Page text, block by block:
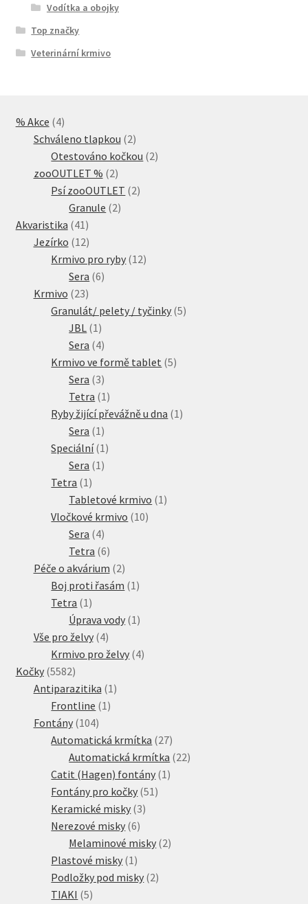
Vodítka a obojky
Top značky
Veterinární krmivo
% Akce 44
produkty
Schváleno tlapkou 22
produkty
Otestováno kočkou 22
zooOUTLET % 22
produkty
Psí zooOUTLET 22
Granule 22
Akvaristika 41 41
produktů
Jezírko 1212
produktů
Krmivo pro ryby 1212
Sera 66
Krmivo 2323
produktů
Granulát/ pelety / tyčinky 55
JBL 1 1
produkt
Sera 44
produkty
Krmivo ve formě tablet 55
Sera 33
produkty
Tetra 1 1
produkt
Ryby žijící převážně u dna 1 1
Sera 1 1
produkt
Speciální 1 1
Sera 1 1
Tetra 1 1
produkt
Tabletové krmivo 1 1
Vločkové krmivo 1010
Sera 44
produkty
Tetra 66
produktů
Péče o akvárium 22
produkty
Boj proti řasám 1 1
Tetra 1 1
produkt
Úprava vody 1 1
Vše pro želvy 44
produkty
Krmivo pro želvy 44
Kočky 55825582
produktů
Antiparazitika 1 1
Frontline 1 1
Fontány 104104
produktů
Automatická krmítka 2727
produktů
Automatická krmítka 2222
Catit (Hagen) fontány 1 1
Fontány pro kočky 51 51
Keramické misky 33
Nerezové misky 66
produktů
Melaminové misky 22
Plastové misky 1 1
produkt
Podložky pod misky 22
TIAKI 55